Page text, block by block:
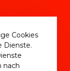
der
© 2025
Cookies
Dienste.
nach